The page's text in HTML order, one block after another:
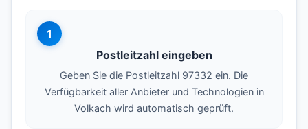
1
Postleitzahl eingeben
Geben Sie die Postleitzahl 97332 ein. Die
Verfügbarkeit aller Anbieter und Technologien in
Volkach wird automatisch geprüft.